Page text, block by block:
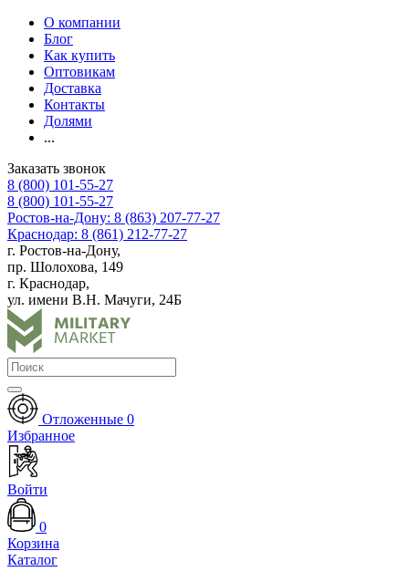
О компании
Блог
Как купить
Оптовикам
Доставка
Контакты
Долями
...
Заказать звонок
8 (800) 101-55-27
8 (800) 101-55-27
Ростов-на-Дону: 8 (863) 207-77-27
Краснодар: 8 (861) 212-77-27
г. Ростов-на-Дону,
пр. Шолохова, 149
г. Краснодар,
ул. имени В.Н. Мачуги, 24Б
Отложенные 0
Избранное
Войти
0
Корзина
Каталог